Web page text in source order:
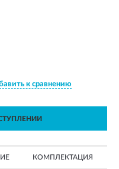
к сравнению
КОМПЛЕКТАЦИЯ